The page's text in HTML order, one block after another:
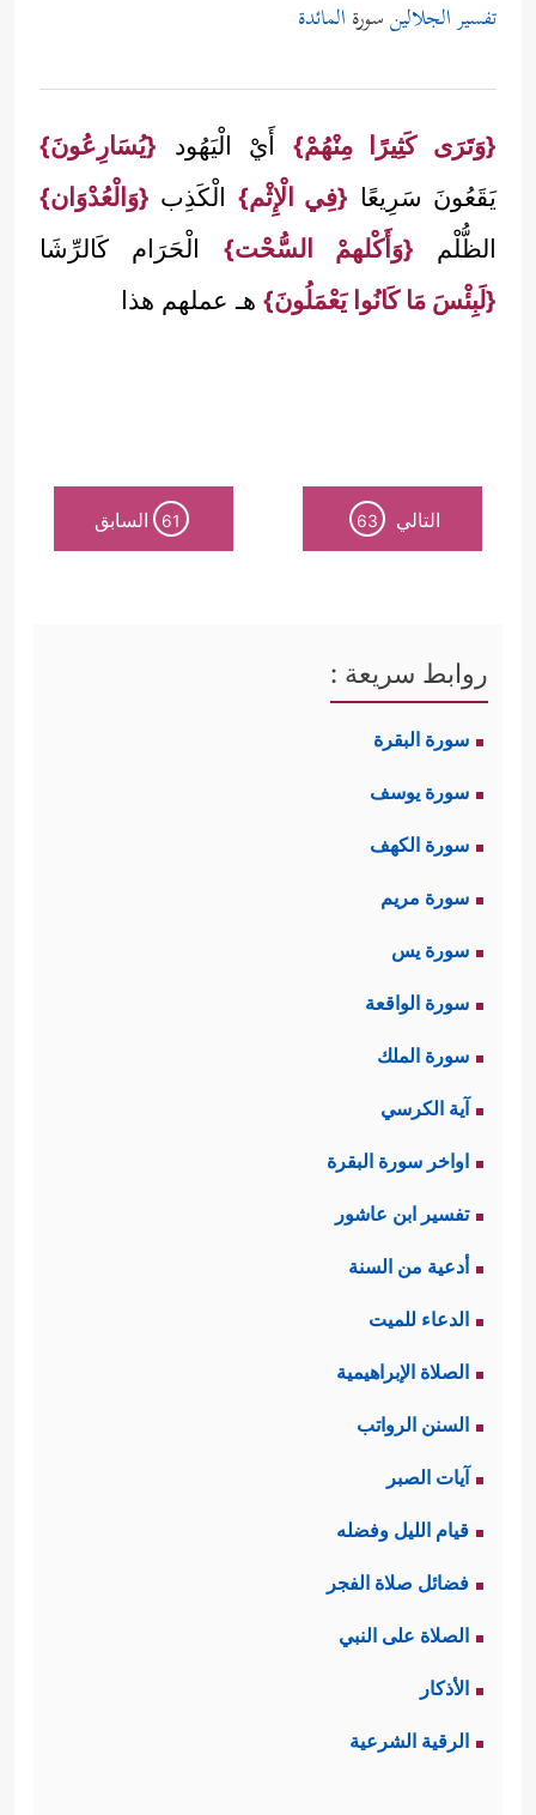
تفسير الجلالينسورة المائدة
{وَتَرَى كَثِيرًا مِنْهُمْ} أَيْ الْيَهُود {يُسَارِعُونَ}
يَقَعُونَ سَرِيعًا {فِي الْإِثْم} الْكَذِب {وَالْعُدْوَان}
الظُّلْم {وَأَكْلهمْ السُّحْت} الْحَرَام كَالرِّشَا
{لَبِئْسَ مَا كَانُوا يَعْمَلُونَ} هـ عملهم هذا
التالي 63
61 السابق
روابط سريعة :
سورة البقرة
سورة يوسف
سورة الكهف
سورة مريم
سورة يس
سورة الواقعة
سورة الملك
آية الكرسي
اواخر سورة البقرة
تفسير ابن عاشور
أدعية من السنة
الدعاء للميت
الصلاة الإبراهيمية
السنن الرواتب
آيات الصبر
قيام الليل وفضله
فضائل صلاة الفجر
الصلاة على النبي
الأذكار
الرقية الشرعية